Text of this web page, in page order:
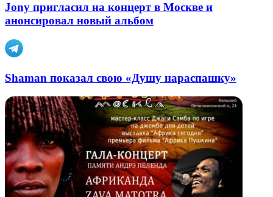
Jony пригласил на концерт в Москве и
анонсировал новый альбом
Shaman показал свою «Душу нараспашку»